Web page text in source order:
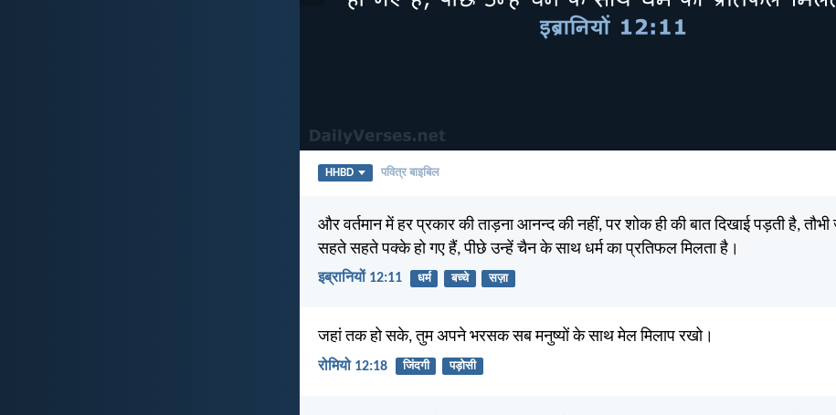
HHBD पवित्र बाइबिल
और वर्तमान में हर प्रकार की ताड़ना आनन्द की नहीं, पर शोक ही की बात दिखाई पड़ती है,
सहते सहते पक्के हो गए हैं, पीछे उन्हें चैन के साथ धर्म का प्रतिफल मिलता है।
इब्रानियों 12:11 धर्म बच्चे सज़ा
जहां तक हो सके, तुम अपने भरसक सब मनुष्यों के साथ मेल मिलाप रखो।
रोमियो 12:18 जिंदगी पड़ोसी